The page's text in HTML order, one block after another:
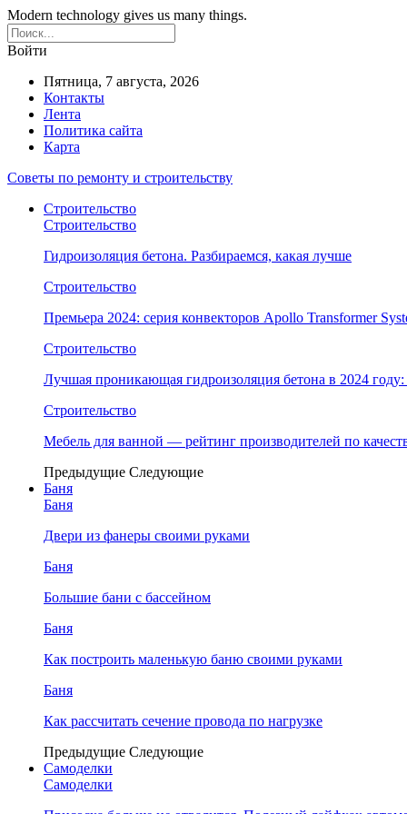
Modern technology gives us many things.
Войти
Пятница, 7 августа, 2026
Контакты
Лента
Политика сайта
Карта
Советы по ремонту и строительству
Строительство
Строительство
Гидроизоляция бетона. Разбираемся, какая лучше
Строительство
Премьера 2024: серия конвекторов Apollo Transformer
Строительство
Лучшая проникающая гидроизоляция бетона в 2024 году:
Строительство
Мебель для ванной — рейтинг производителей по
Предыдущие Следующие
Баня
Баня
Двери из фанеры своими руками
Баня
Большие бани с бассейном
Баня
Как построить маленькую баню своими руками
Баня
Как рассчитать сечение провода по нагрузке
Предыдущие Следующие
Самоделки
Самоделки